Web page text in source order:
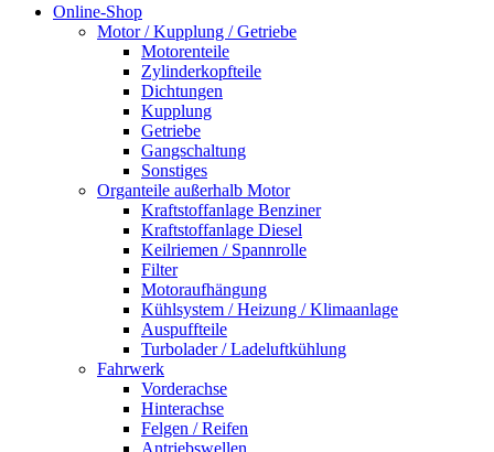
Online-Shop
Motor / Kupplung / Getriebe
Motorenteile
Zylinderkopfteile
Dichtungen
Kupplung
Getriebe
Gangschaltung
Sonstiges
Organteile außerhalb Motor
Kraftstoffanlage Benziner
Kraftstoffanlage Diesel
Keilriemen / Spannrolle
Filter
Motoraufhängung
Kühlsystem / Heizung / Klimaanlage
Auspuffteile
Turbolader / Ladeluftkühlung
Fahrwerk
Vorderachse
Hinterachse
Felgen / Reifen
Antriebswellen